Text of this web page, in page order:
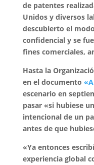
de patentes
Unidos y diversos
descubierto el
confidencial y se
fines comerciales,
Hasta la
en el documento
escenario en
pasar «si hubiese
intencional de un
antes de que
«Ya entonces
experiencia global